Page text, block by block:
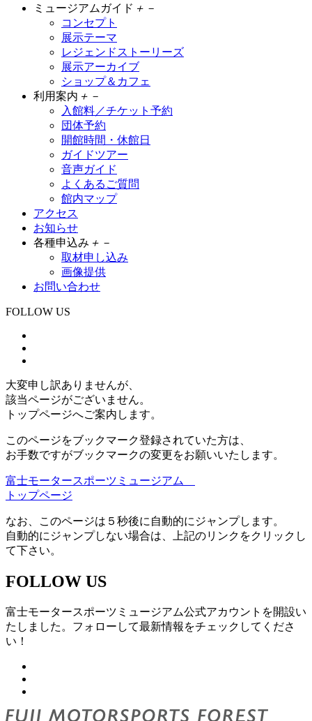
ミュージアムガイド ＋ －
コンセプト
展示テーマ
レジェンドストーリーズ
展示アーカイブ
ショップ＆カフェ
利用案内 ＋ －
入館料／チケット予約
団体予約
開館時間・休館日
ガイドツアー
音声ガイド
よくあるご質問
館内マップ
アクセス
お知らせ
各種申込み ＋ －
取材申し込み
画像提供
お問い合わせ
FOLLOW US
大変申し訳ありませんが、
該当ページがございません。
トップページへご案内します。
このページをブックマーク登録されていた方は、
お手数ですがブックマークの変更をお願いいたします。
富士モータースポーツミュージアム
トップページ
なお、このページは５秒後に自動的にジャンプします。
自動的にジャンプしない場合は、上記のリンクをクリックし
て下さい。
FOLLOW US
富士モータースポーツミュージアム公式アカウントを開設い
たしました。フォローして最新情報をチェックしてくださ
い！